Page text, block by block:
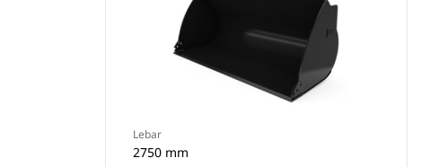
Lebar
2750 mm